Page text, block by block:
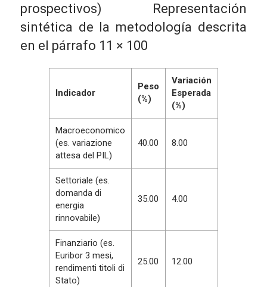
prospectivos)
Representación
sintética de la metodología descrita
en el párrafo 11 × 100
Indicador
Peso
(%)
Variación
Esperada
(%)
Macroeconomico
(es. variazione
attesa del PIL)
40.00 8.00
Settoriale (es.
domanda di
energia
rinnovabile)
35.00 4.00
Finanziario (es.
Euribor 3 mesi,
rendimenti titoli di
Stato)
25.00 12.00